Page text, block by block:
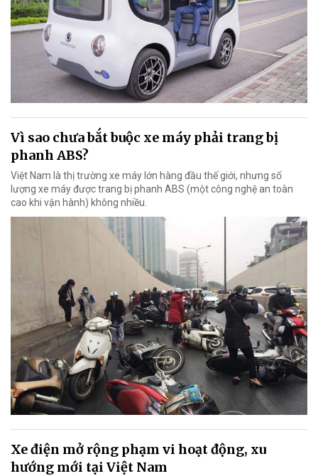
Vì sao chưa bắt buộc xe máy phải trang bị
phanh ABS?
Việt Nam là thị trường xe máy lớn hàng đầu thế giới, nhưng số
lượng xe máy được trang bị phanh ABS (một công nghệ an toàn
cao khi vận hành) không nhiều.
Xe điện mở rộng phạm vi hoạt động, xu
hướng mới tại Việt Nam